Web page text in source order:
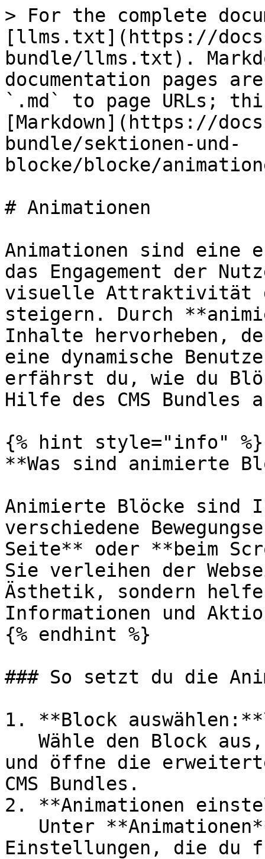
> For the complete
[llms.txt](https://
bundle/llms.txt).
documentation pages
`.md` to page URLs;
[Markdown](https://
bundle/sektionen-und-
blocke/blocke/
# Animationen
Animationen sind eine
das Engagement der
visuelle Attraktivität
steigern. Durch
Inhalte hervorheben,
eine dynamische
erfährst du, wie du
Hilfe des CMS Bundles
{% hint style="info" %}
**Was sind animierte
Animierte Blöcke sind
verschiedene
Seite** oder **beim
Sie verleihen der
Ästhetik, sondern
Informationen und
{% endhint %}
### So setzt du die
1. **Block
und öffne die
CMS Bundles.
2. **Animationen
Einstellungen, die du